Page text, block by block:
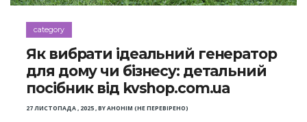
category
Як вибрати ідеальний генератор
для дому чи бізнесу: детальний
посібник від kvshop.com.ua
27 ЛИСТОПАДА , 2025,BYАНОНІМ (НЕ ПЕРЕВІРЕНО)